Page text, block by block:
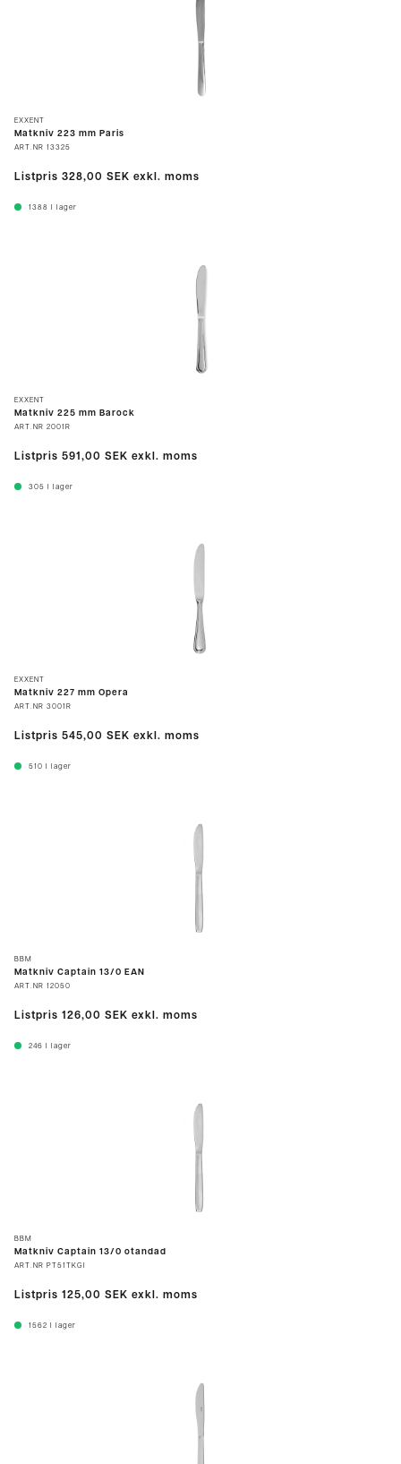
EXXENT
Matkniv 223 mm Paris
ART.NR 13325
Listpris 328,00 SEK exkl. moms
1388 I lager
EXXENT
Matkniv 225 mm Barock
ART.NR 2001R
Listpris 591,00 SEK exkl. moms
305 I lager
EXXENT
Matkniv 227 mm Opera
ART.NR 3001R
Listpris 545,00 SEK exkl. moms
510 I lager
BBM
Matkniv Captain 13/0 EAN
ART.NR 12050
Listpris 126,00 SEK exkl. moms
246 I lager
BBM
Matkniv Captain 13/0 otandad
ART.NR PT51TKGI
Listpris 125,00 SEK exkl. moms
1562 I lager